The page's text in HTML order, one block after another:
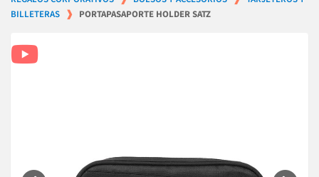
BILLETERAS
PORTAPASAPORTE HOLDER SATZ